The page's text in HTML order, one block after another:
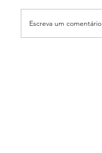
Escreva um comentário